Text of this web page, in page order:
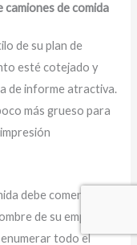
camiones de comida
de su plan de
esté cotejado y
de informe atractiva.
más grueso para
debe comenzar
de su empresa,
todo el